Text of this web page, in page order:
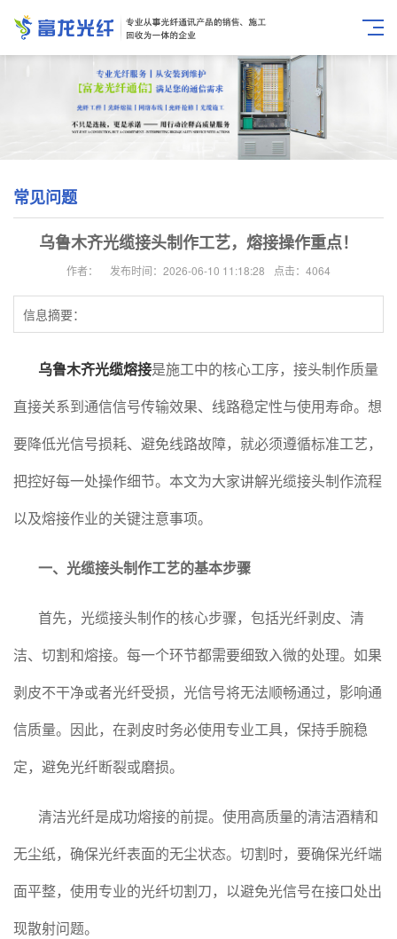
常见问题
乌鲁木齐光缆接头制作工艺，熔接操作重点！
作者： 发布时间：2026-06-10 11:18:28 点击：4064
信息摘要：
乌鲁木齐光缆熔接是施工中的核心工序，接头制作质量
直接关系到通信信号传输效果、线路稳定性与使用寿命。想
要降低光信号损耗、避免线路故障，就必须遵循标准工艺，
把控好每一处操作细节。本文为大家讲解光缆接头制作流程
以及熔接作业的关键注意事项。
一、光缆接头制作工艺的基本步骤
首先，光缆接头制作的核心步骤，包括光纤剥皮、清
洁、切割和熔接。每一个环节都需要细致入微的处理。如果
剥皮不干净或者光纤受损，光信号将无法顺畅通过，影响通
信质量。因此，在剥皮时务必使用专业工具，保持手腕稳
定，避免光纤断裂或磨损。
清洁光纤是成功熔接的前提。使用高质量的清洁酒精和
无尘纸，确保光纤表面的无尘状态。切割时，要确保光纤端
面平整，使用专业的光纤切割刀，以避免光信号在接口处出
现散射问题。